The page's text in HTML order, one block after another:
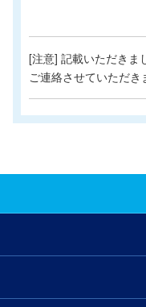
[注意] 記載いただきま
ご連絡させていただき